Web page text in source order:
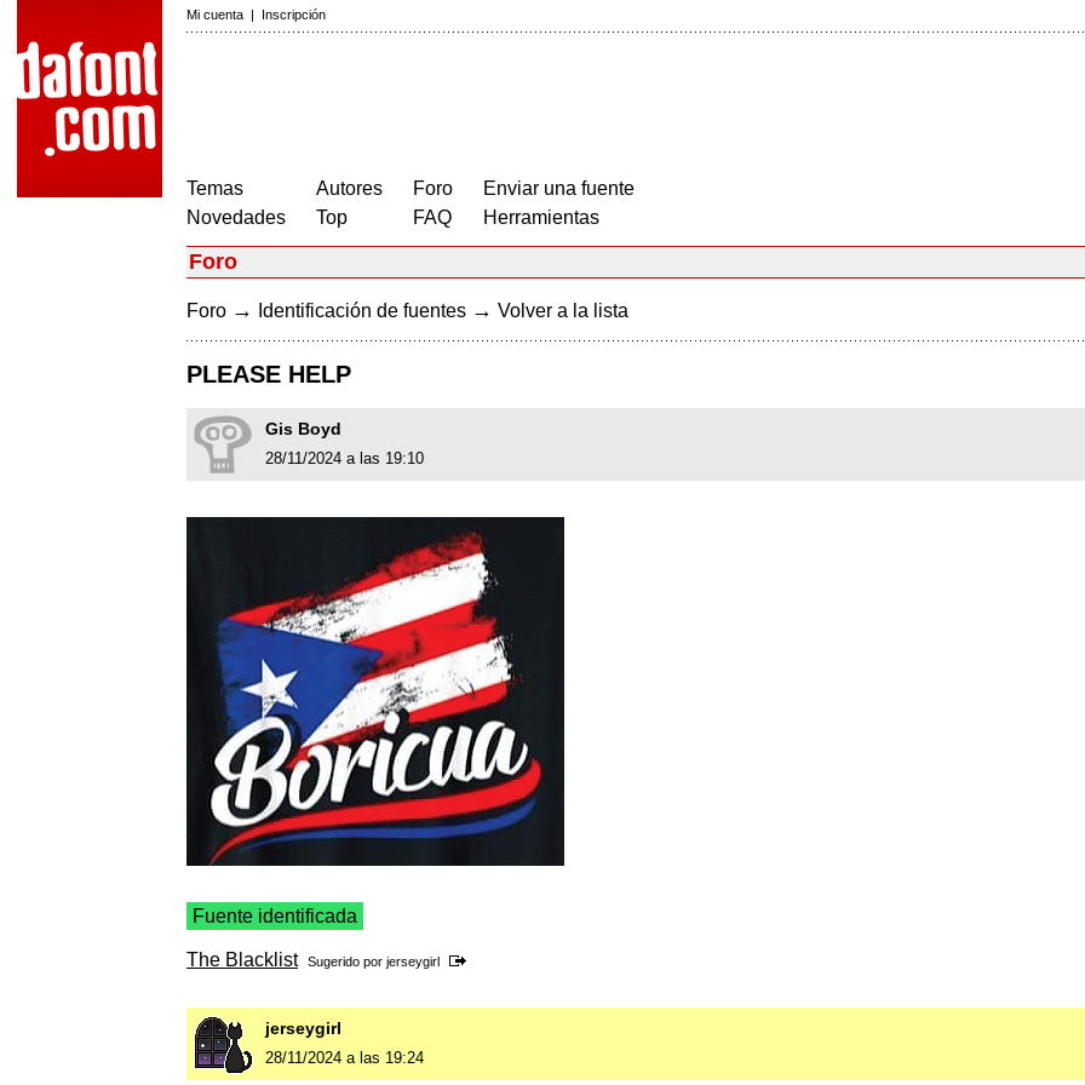
Mi cuenta | Inscripción
Temas
Novedades
Autores
Top
Foro
FAQ
Enviar una fuente
Herramientas
Foro
Foro → Identificación de fuentes → Volver a la lista
PLEASE HELP
Gis Boyd
28/11/2024 a las 19:10
Fuente identificada
The Blacklist Sugerido por jerseygirl
jerseygirl
28/11/2024 a las 19:24